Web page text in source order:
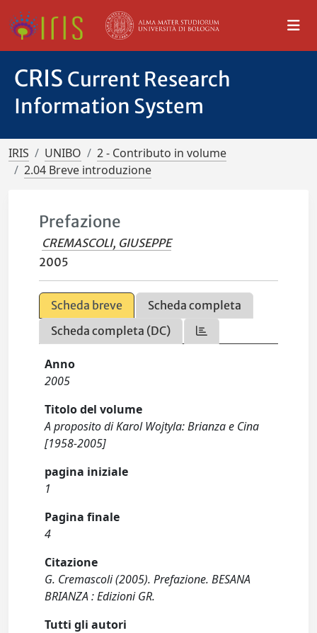
CRIS Current Research
Information System
IRIS UNIBO
2 - Contributo in volume
2.04 Breve introduzione
Prefazione
CREMASCOLI, GIUSEPPE
2005
Scheda breve
Scheda completa
Scheda completa (DC)
Anno
2005
Titolo del volume
A proposito di Karol Wojtyla: Brianza e Cina
[1958-2005]
pagina iniziale
1
Pagina finale
4
Citazione
G. Cremascoli (2005). Prefazione. BESANA
BRIANZA : Edizioni GR.
Tutti gli autori